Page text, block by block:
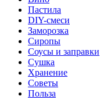
Пастила
DIY-смеси
Заморозка
Сиропы
Соусы и заправки
Сушка
Хранение
Советы
Польза